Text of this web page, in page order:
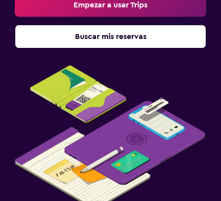
Sistema de entretenimiento
TV por cable o vía satélite
Sala de estar/TV compartida
Estacionamiento y transporte
Traslado al aeropuerto (con cargos)
Estacionamiento gratuito
Servicio de traslado (cargo adicional)
Empezar a usar Trips
Buscar mis reservas